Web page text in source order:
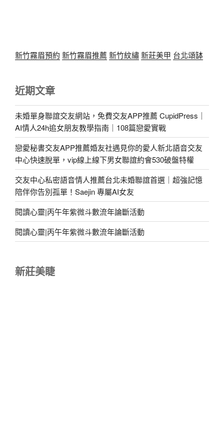
新竹霧眉預約 新竹霧眉推薦 新竹紋繡新莊美甲 台北頌缽
近期文章
未婚單身聯誼交友網站，免費交友APP推薦 CupidPress｜
AI情人24h追女朋友教學指南｜108篇戀愛實戰
戀愛秘書交友APP推薦婚友社遇見你的愛人新北語音交友
中心快速脫單，vip線上線下男女聯誼約會530破盤特權
交友中心私密語音情人推薦台北未婚聯誼首選｜超強記憶
陪伴你告別孤單！Saejin 專屬AI女友
閱讀心靈|丙午年紫微斗數流年論斷活動
閱讀心靈|丙午年紫微斗數流年論斷活動
新莊美睫